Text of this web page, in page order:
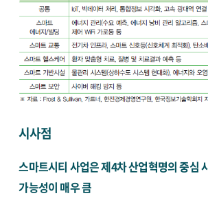
시사점
스마트시티 사업은 제4차 산업혁명의 중심
가능성이 매우 큼